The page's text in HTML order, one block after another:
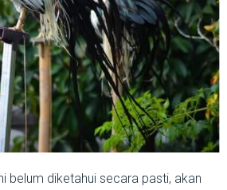
belum diketahui secara pasti, akan